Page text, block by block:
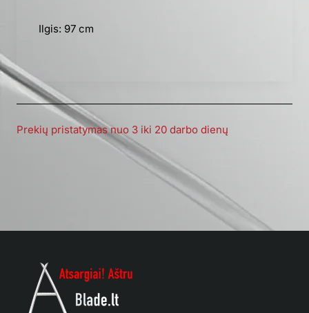
Ilgis: 97 cm
Prekių pristatymas nuo 3 iki 20 darbo dienų